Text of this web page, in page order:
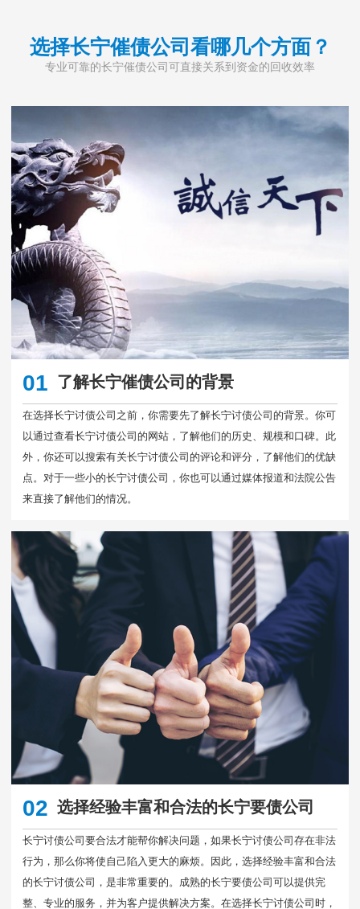
选择长宁催债公司看哪几个方面？
专业可靠的长宁催债公司可直接关系到资金的回收效率
01 了解长宁催债公司的背景
在选择长宁讨债公司之前，你需要先了解长宁讨债公司的背景。你可
以通过查看长宁讨债公司的网站，了解他们的历史、规模和口碑。此
外，你还可以搜索有关长宁讨债公司的评论和评分，了解他们的优缺
点。对于一些小的长宁讨债公司，你也可以通过媒体报道和法院公告
来直接了解他们的情况。
02 选择经验丰富和合法的长宁要债公司
长宁讨债公司要合法才能帮你解决问题，如果长宁讨债公司存在非法
行为，那么你将使自己陷入更大的麻烦。因此，选择经验丰富和合法
的长宁讨债公司，是非常重要的。成熟的长宁要债公司可以提供完
整、专业的服务，并为客户提供解决方案。在选择长宁讨债公司时，